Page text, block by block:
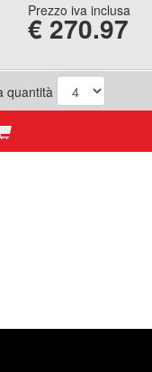
Prezzo iva inclusa
€ 270.97
quantità